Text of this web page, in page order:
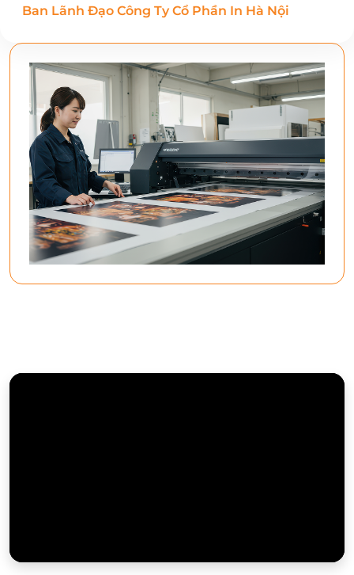
Ban Lãnh Đạo Công Ty Cổ Phần In Hà Nội